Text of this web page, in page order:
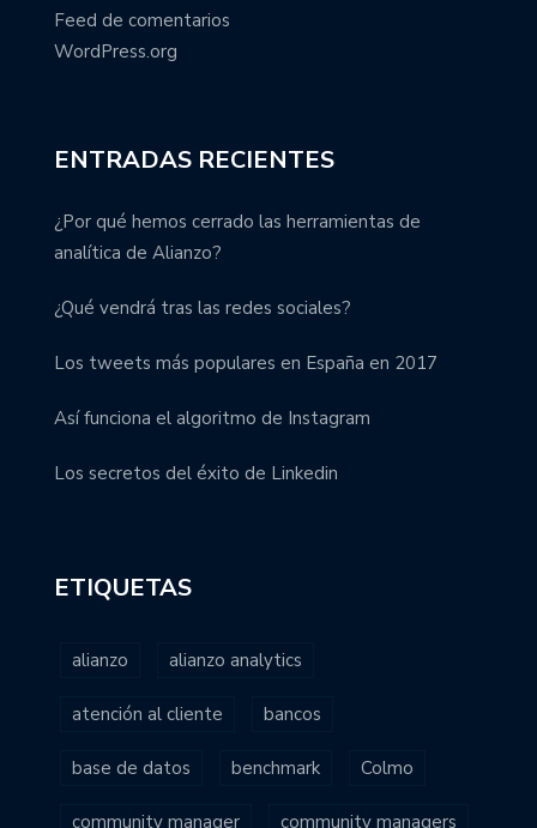
Feed de comentarios
WordPress.org
ENTRADAS RECIENTES
¿Por qué hemos cerrado las herramientas de
analítica de Alianzo?
¿Qué vendrá tras las redes sociales?
Los tweets más populares en España en 2017
Así funciona el algoritmo de Instagram
Los secretos del éxito de Linkedin
ETIQUETAS
alianzo alianzo analytics
atención al cliente bancos
base de datos benchmark Colmo
community manager community managers